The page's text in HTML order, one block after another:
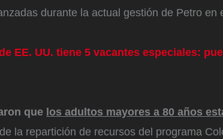
durante la actual gestión de Petro en
EE. UU. tiene 5 vacantes especiales:
que los adultos mayores a 80 años
la repartición de recursos del programa